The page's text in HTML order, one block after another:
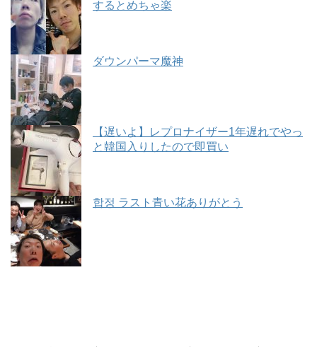
するとめちゃ楽
ダウンパーマ魔神
【遅いよ】レプロナイザー1年遅れでやっ
と韓国入りしたので即買い
합정 ラスト青い花ありがとう